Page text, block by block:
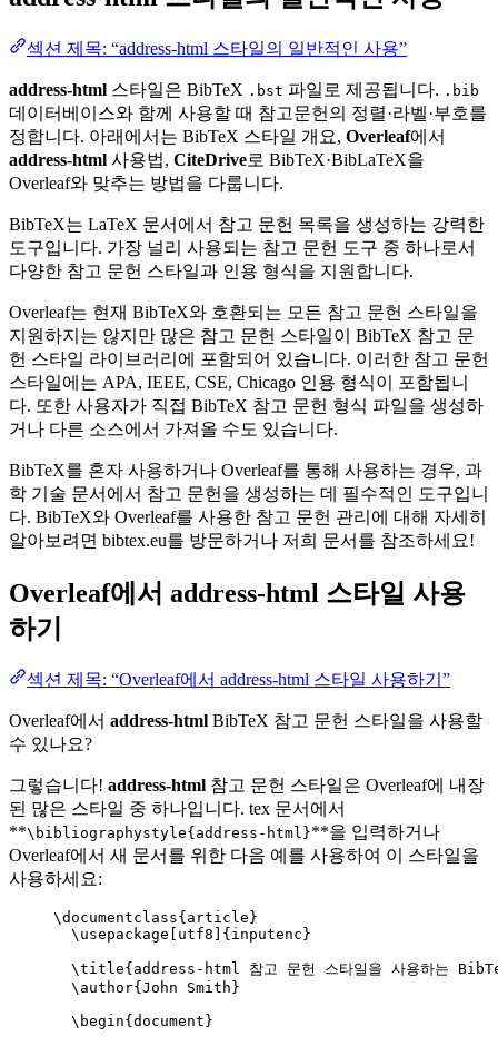
섹션 제목: “address-html 스타일의 일반적인 사용”
address-html 스타일은 BibTeX .bst 파일로 제공됩니다. .bib
데이터베이스와 함께 사용할 때 참고문헌의 정렬·라벨·부호를
정합니다. 아래에서는 BibTeX 스타일 개요, Overleaf에서
address-html 사용법, CiteDrive로 BibTeX·BibLaTeX을
Overleaf와 맞추는 방법을 다룹니다.
BibTeX는 LaTeX 문서에서 참고 문헌 목록을 생성하는 강력한
도구입니다. 가장 널리 사용되는 참고 문헌 도구 중 하나로서
다양한 참고 문헌 스타일과 인용 형식을 지원합니다.
Overleaf는 현재 BibTeX와 호환되는 모든 참고 문헌 스타일을
지원하지는 않지만 많은 참고 문헌 스타일이 BibTeX 참고 문
헌 스타일 라이브러리에 포함되어 있습니다. 이러한 참고 문헌
스타일에는 APA, IEEE, CSE, Chicago 인용 형식이 포함됩니
다. 또한 사용자가 직접 BibTeX 참고 문헌 형식 파일을 생성하
거나 다른 소스에서 가져올 수도 있습니다.
BibTeX를 혼자 사용하거나 Overleaf를 통해 사용하는 경우, 과
학 기술 문서에서 참고 문헌을 생성하는 데 필수적인 도구입니
다. BibTeX와 Overleaf를 사용한 참고 문헌 관리에 대해 자세히
알아보려면 bibtex.eu를 방문하거나 저희 문서를 참조하세요!
Overleaf에서 address-html 스타일 사용
하기
섹션 제목: “Overleaf에서 address-html 스타일 사용하기”
Overleaf에서 address-html BibTeX 참고 문헌 스타일을 사용할
수 있나요?
그렇습니다! address-html 참고 문헌 스타일은 Overleaf에 내장
된 많은 스타일 중 하나입니다. tex 문서에서
**\bibliographystyle{address-html}**을 입력하거나
Overleaf에서 새 문서를 위한 다음 예를 사용하여 이 스타일을
사용하세요:
\documentclass{ article }
\usepackage
utf8 ]{ inputenc }
\title{address-html 참고 문헌 스타일을 사용하는
\author{John Smith}
\begin{ document }